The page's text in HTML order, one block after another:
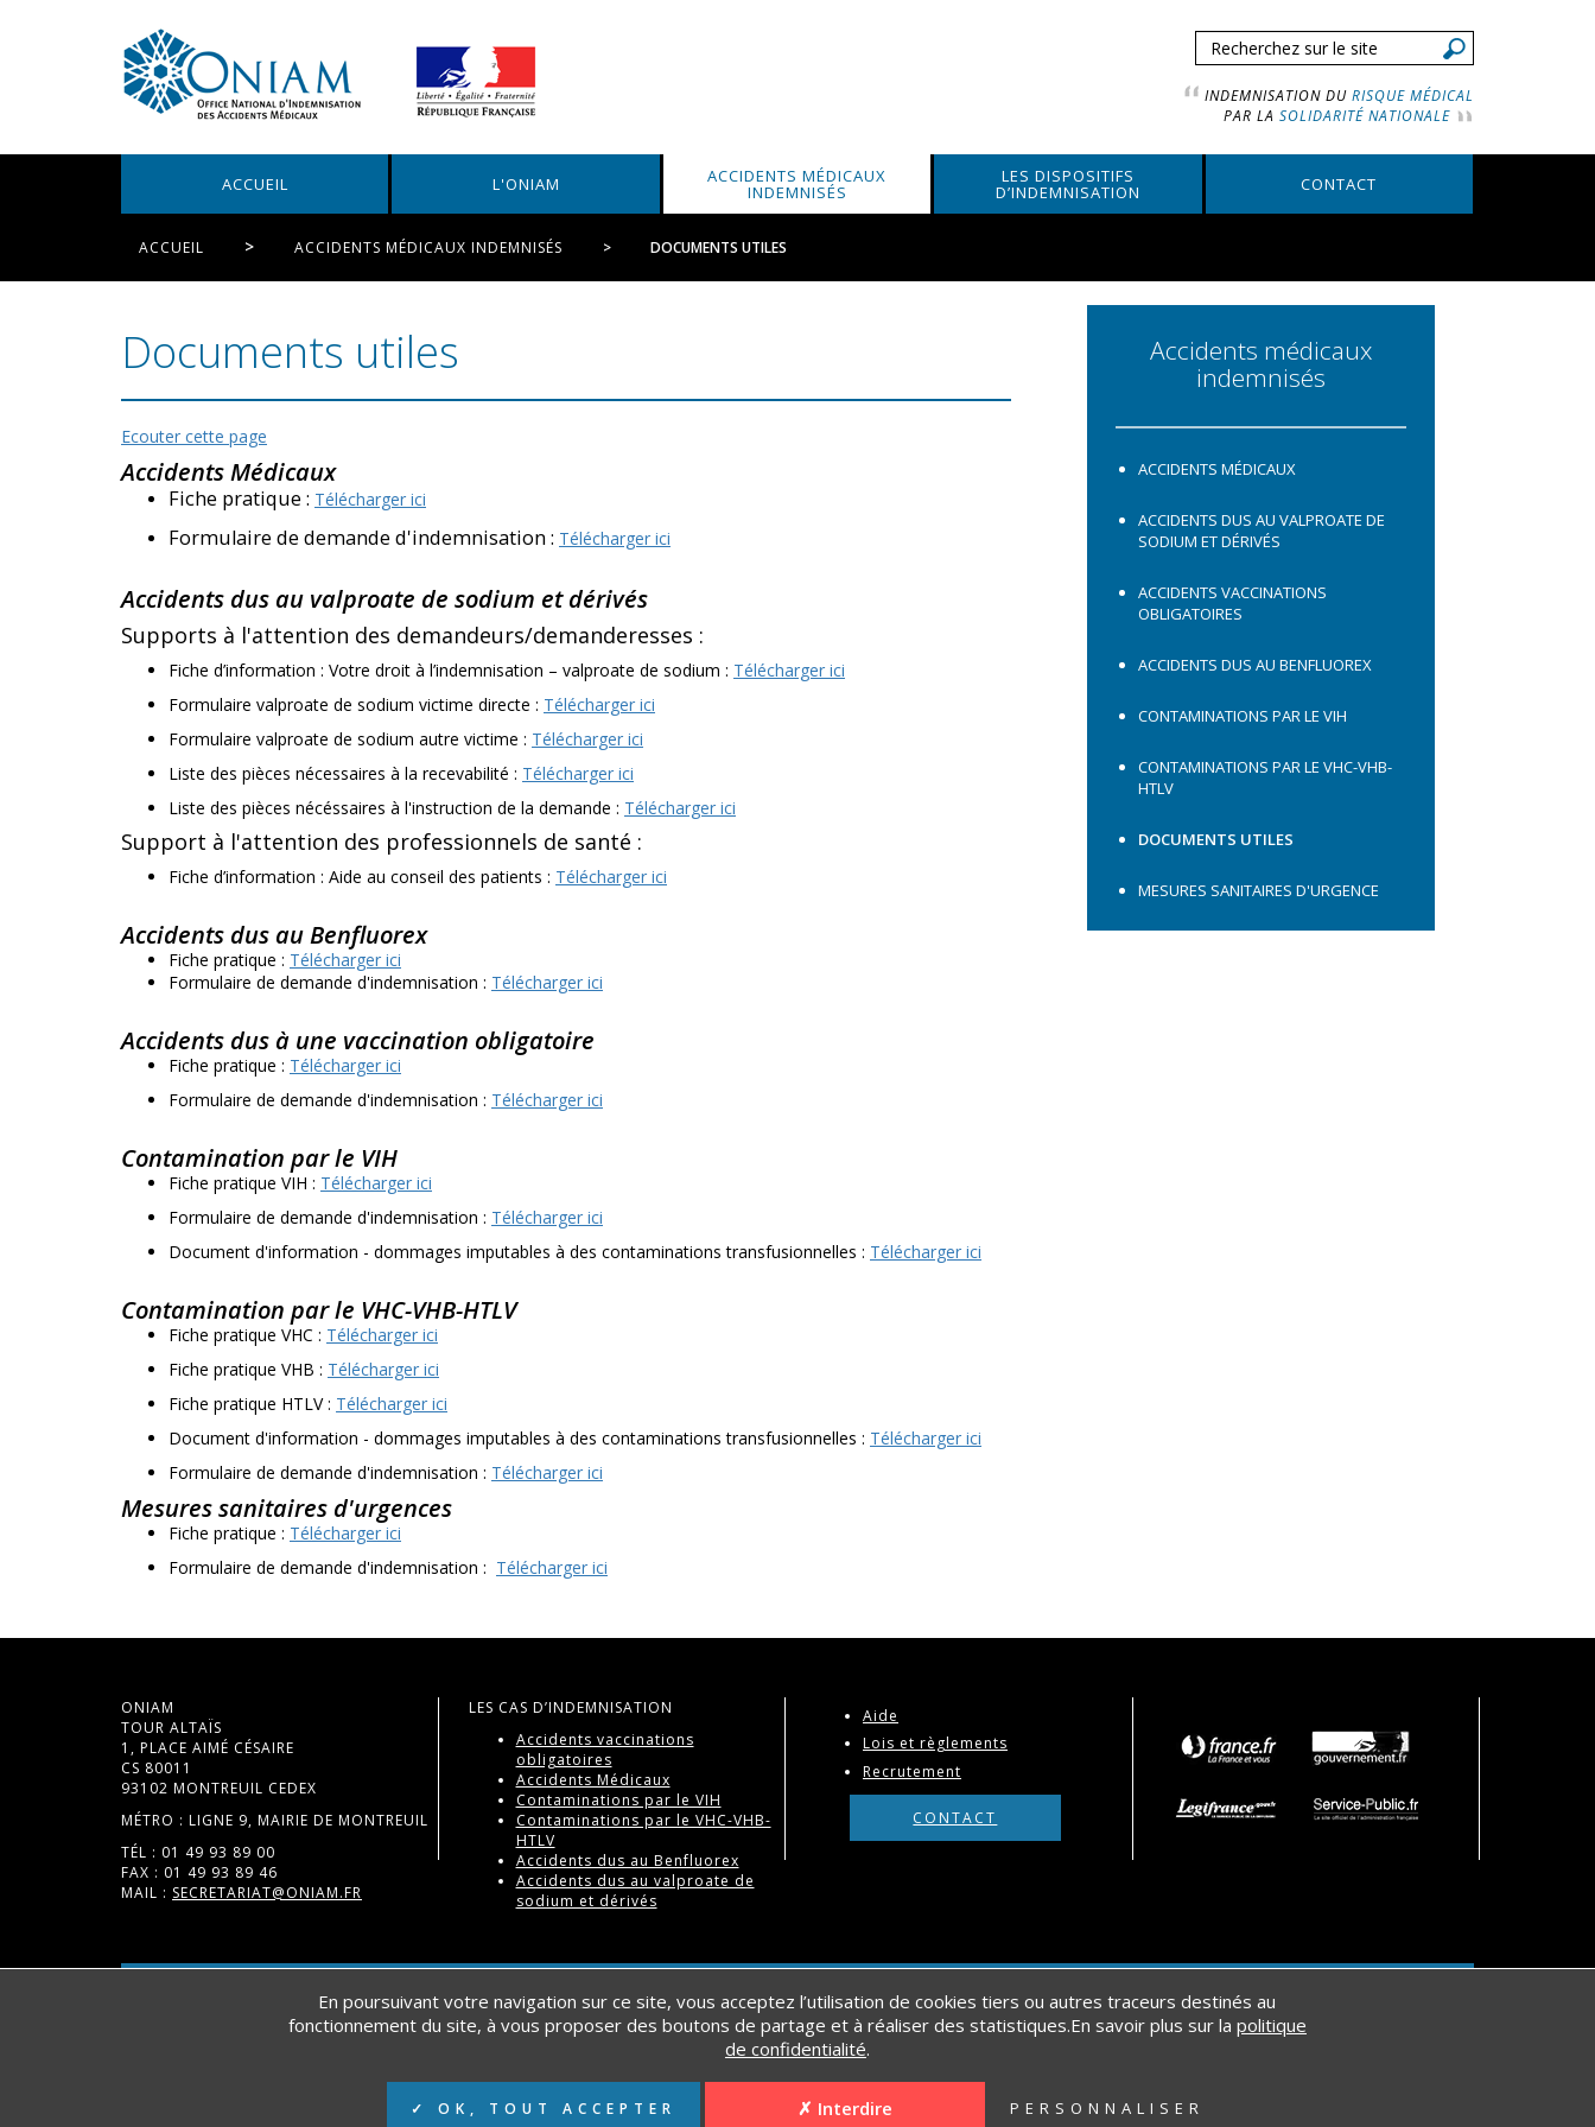
INDEMNISATION DU RISQUE MÉDICAL
PAR LA SOLIDARITÉ NATIONALE
ACCUEIL L'ONIAM ACCIDENTS MÉDICAUX
INDEMNISÉS
LES DISPOSITIFS
D’INDEMNISATION CONTACT
ACCUEIL ACCIDENTS MÉDICAUX INDEMNISÉS DOCUMENTS UTILES
Documents utiles
Ecouter cette page
Accidents Médicaux
Fiche pratique : Télécharger ici
Formulaire de demande d'indemnisation : Télécharger ici
Accidents dus au valproate de sodium et dérivés
Supports à l'attention des demandeurs/demanderesses :
Fiche d’information : Votre droit à l’indemnisation – valproate de sodium : Télécharger ici
Formulaire valproate de sodium victime directe : Télécharger ici
Formulaire valproate de sodium autre victime : Télécharger ici
Liste des pièces nécessaires à la recevabilité : Télécharger ici
Liste des pièces nécéssaires à l'instruction de la demande : Télécharger ici
Support à l'attention des professionnels de santé :
Fiche d’information : Aide au conseil des patients : Télécharger ici
Accidents dus au Benfluorex
Fiche pratique : Télécharger ici
Formulaire de demande d'indemnisation : Télécharger ici
Accidents dus à une vaccination obligatoire
Fiche pratique : Télécharger ici
Formulaire de demande d'indemnisation : Télécharger ici
Contamination par le VIH
Fiche pratique VIH : Télécharger ici
Formulaire de demande d'indemnisation : Télécharger ici
Document d'information - dommages imputables à des contaminations transfusionnelles : Télécharger ici
Contamination par le VHC-VHB-HTLV
Fiche pratique VHC : Télécharger ici
Fiche pratique VHB : Télécharger ici
Fiche pratique HTLV : Télécharger ici
Document d'information - dommages imputables à des contaminations transfusionnelles : Télécharger ici
Formulaire de demande d'indemnisation : Télécharger ici
Mesures sanitaires d'urgences
Fiche pratique : Télécharger ici
Formulaire de demande d'indemnisation : Télécharger ici
Accidents médicaux
indemnisés
ACCIDENTS MÉDICAUX
ACCIDENTS DUS AU VALPROATE DE
SODIUM ET DÉRIVÉS
ACCIDENTS VACCINATIONS
OBLIGATOIRES
ACCIDENTS DUS AU BENFLUOREX
CONTAMINATIONS PAR LE VIH
CONTAMINATIONS PAR LE VHC-VHB-
HTLV
DOCUMENTS UTILES
MESURES SANITAIRES D'URGENCE
ONIAM
TOUR ALTAÏS
1, PLACE AIMÉ CÉSAIRE
CS 80011
93102 MONTREUIL CEDEX
MÉTRO : LIGNE 9, MAIRIE DE MONTREUIL
TÉL : 01 49 93 89 00
FAX : 01 49 93 89 46
MAIL : SECRETARIAT@ONIAM.FR
LES CAS D’INDEMNISATION
Accidents vaccinations
obligatoires
Accidents Médicaux
Contaminations par le VIH
Contaminations par le VHC-VHB-
HTLV
Accidents dus au Benfluorex
Accidents dus au valproate de
sodium et dérivés
Aide
Lois et règlements
Recrutement
CONTACT
DATA.GOUV.FR POLITIQUE DE CONFIDENTIALITÉ DOCUMENTS UTILES PLAN DU SITE MENTIONS LÉGALES
- OFFICE NATIONAL D’INDEMNISATION DES ACCIDENTS MÉDICAUX
En poursuivant votre navigation sur ce site, vous acceptez l’utilisation de cookies tiers ou autres traceurs destinés au
fonctionnement du site, à vous proposer des boutons de partage et à réaliser des statistiques.En savoir plus sur la politique
de confidentialité.
✓ OK, TOUT ACCEPTER ✗ Interdire PERSONNALISER